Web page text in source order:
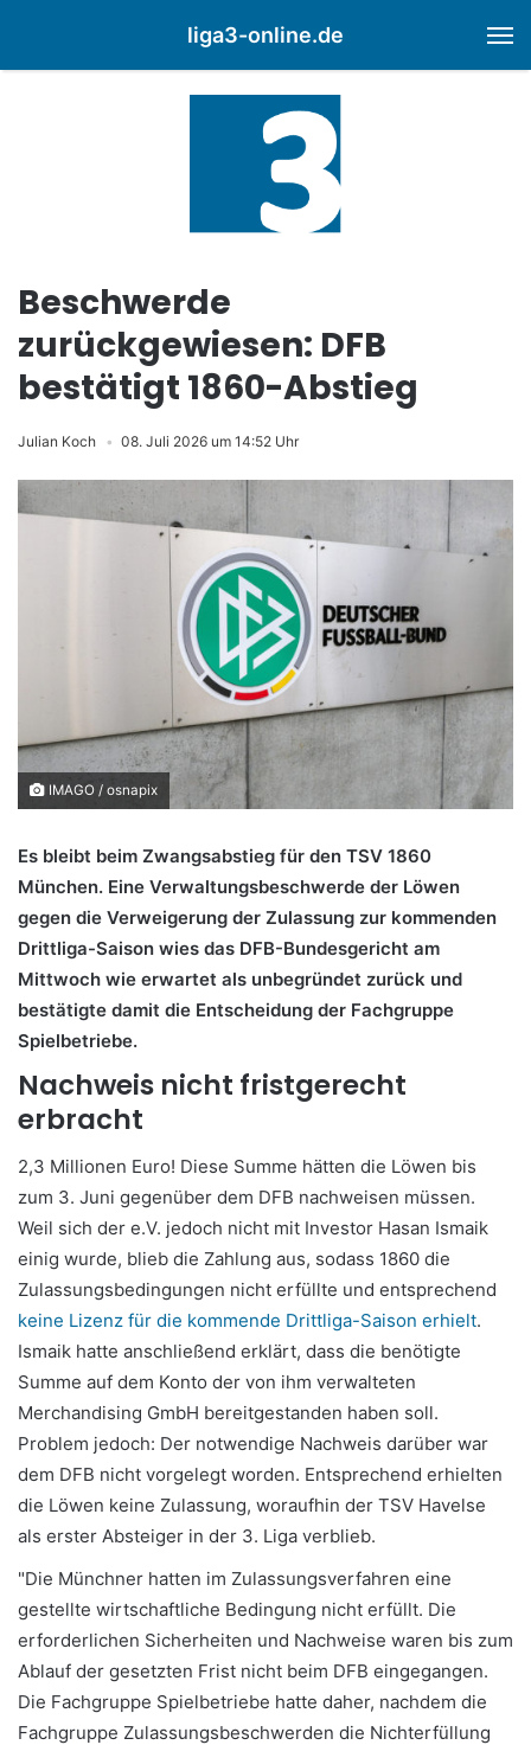
liga3-online.de
Beschwerde
zurückgewiesen: DFB
bestätigt 1860-Abstieg
Julian Koch 08. Juli 2026 um 14:52 Uhr
IMAGO / osnapix
Es bleibt beim Zwangsabstieg für den TSV 1860
München. Eine Verwaltungsbeschwerde der Löwen
gegen die Verweigerung der Zulassung zur kommenden
Drittliga-Saison wies das DFB-Bundesgericht am
Mittwoch wie erwartet als unbegründet zurück und
bestätigte damit die Entscheidung der Fachgruppe
Spielbetriebe.
Nachweis nicht fristgerecht
erbracht
2,3 Millionen Euro! Diese Summe hätten die Löwen bis
zum 3. Juni gegenüber dem DFB nachweisen müssen.
Weil sich der e.V. jedoch nicht mit Investor Hasan Ismaik
einig wurde, blieb die Zahlung aus, sodass 1860 die
Zulassungsbedingungen nicht erfüllte und entsprechend
keine Lizenz für die kommende Drittliga-Saison erhielt.
Ismaik hatte anschließend erklärt, dass die benötigte
Summe auf dem Konto der von ihm verwalteten
Merchandising GmbH bereitgestanden haben soll.
Problem jedoch: Der notwendige Nachweis darüber war
dem DFB nicht vorgelegt worden. Entsprechend erhielten
die Löwen keine Zulassung, woraufhin der TSV Havelse
als erster Absteiger in der 3. Liga verblieb.
"Die Münchner hatten im Zulassungsverfahren eine
gestellte wirtschaftliche Bedingung nicht erfüllt. Die
erforderlichen Sicherheiten und Nachweise waren bis zum
Ablauf der gesetzten Frist nicht beim DFB eingegangen.
Die Fachgruppe Spielbetriebe hatte daher, nachdem die
Fachgruppe Zulassungsbeschwerden die Nichterfüllung